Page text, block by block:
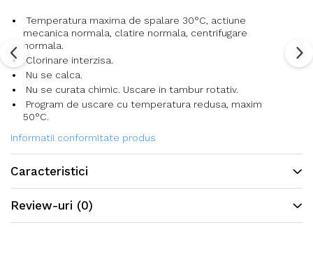
Temperatura maxima de spalare 30°C, actiune
mecanica normala, clatire normala, centrifugare
normala.
Clorinare interzisa.
Nu se calca.
Nu se curata chimic. Uscare in tambur rotativ.
Program de uscare cu temperatura redusa, maxim
50°C.
Informatii conformitate produs
Caracteristici
Review-uri (0)